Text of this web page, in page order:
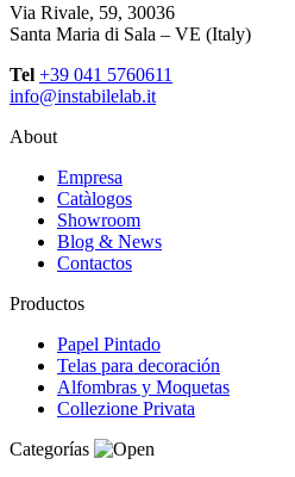
Via Rivale, 59, 30036
Santa Maria di Sala – VE (Italy)
Tel +39 041 5760611
info@instabilelab.it
About
Empresa
Catàlogos
Showroom
Blog & News
Contactos
Productos
Papel Pintado
Telas para decoración
Alfombras y Moquetas
Collezione Privata
Categorías